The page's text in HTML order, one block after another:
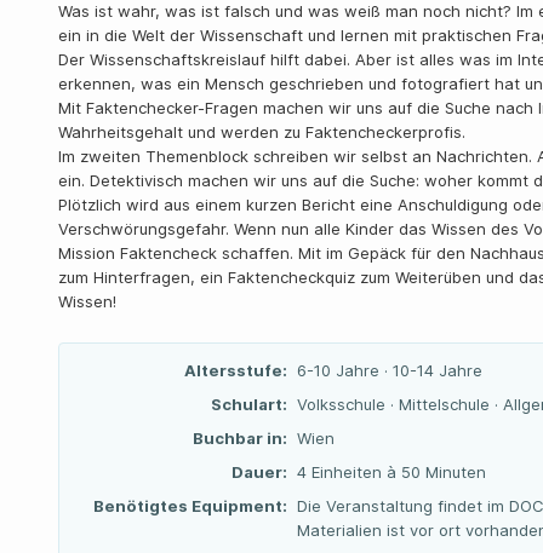
Was ist wahr, was ist falsch und was weiß man noch nicht?
ein in die Welt der Wissenschaft und lernen mit praktischen
Der Wissenschaftskreislauf hilft dabei. Aber ist alles was im
erkennen, was ein Mensch geschrieben und fotografiert hat
Mit Faktenchecker-Fragen machen wir uns auf die Suche
Wahrheitsgehalt und werden zu Faktencheckerprofis.
Im zweiten Themenblock schreiben wir selbst an
ein. Detektivisch machen wir uns auf die Suche: woher kommt
Plötzlich wird aus einem kurzen Bericht eine Anschuldigung
Verschwörungsgefahr. Wenn nun alle Kinder das Wissen des
Mission Faktencheck schaffen. Mit im Gepäck für den
zum Hinterfragen, ein Faktencheckquiz zum Weiterüben und
Wissen!
Altersstufe:
6-10 Jahre · 10-14 Jahre
Schulart: Volksschule · Mittelschule ·
Buchbar in: Wien
Dauer: 4 Einheiten à 50 Minuten
Benötigtes Equipment: Die Veranstaltung findet im
Materialien ist vor ort